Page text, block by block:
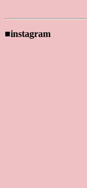
■instagram